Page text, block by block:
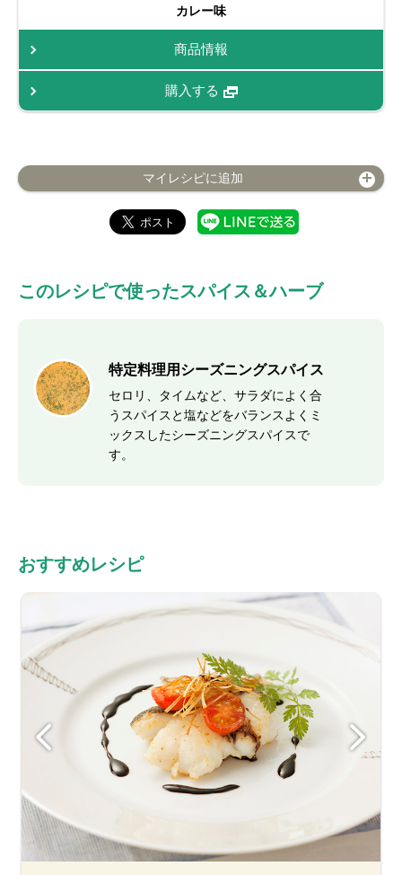
カレー味
商品情報
購入する
マイレシピに追加
このレシピで使ったスパイス＆ハーブ
特定料理用シーズニングスパイス
セロリ、タイムなど、サラダによく合
うスパイスと塩などをバランスよくミ
ックスしたシーズニングスパイスで
す。
おすすめレシピ